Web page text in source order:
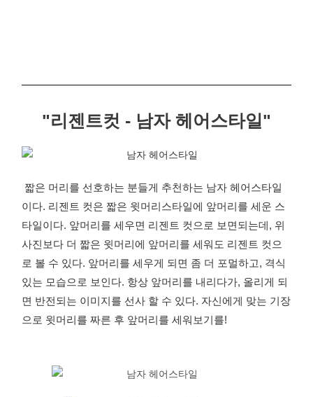
"리젠트컷 - 남자 헤어스타일"
짧은 머리를 선호하는 분들게 추천하는 남자 헤어스타일
이다. 리젠트 컷은 짧은 윗머리스타일에 앞머리를 세운 스
타일이다. 앞머리를 세우면 리젠트 컷으로 보면되는데, 위
사진보다 더 짧은 윗머리에 앞머리를 세워도 리젠트 컷으
로 볼 수 있다. 앞머리를 세우게 되면 좀 더 포멀하고, 격식
있는 모습으로 보인다. 항상 앞머리를 내리다가, 올리게 되
면 반전되는 이미지를 선사 할 수 있다. 자신에게 맞는 기장
으로 윗머리를 짜른 후 앞머리를 세워보기를!